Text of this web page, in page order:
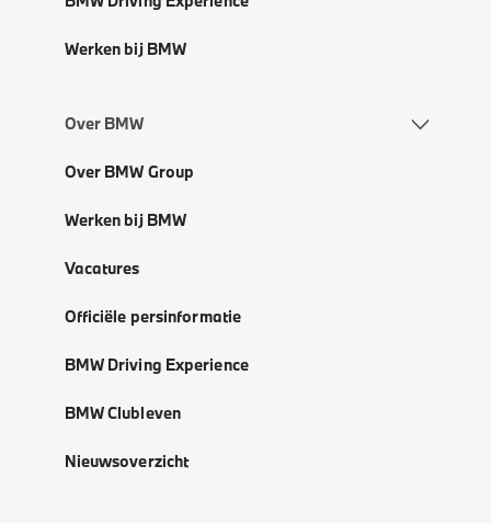
Werken bij BMW
Over BMW
Over BMW Group
Werken bij BMW
Vacatures
Officiële persinformatie
BMW Driving Experience
BMW Clubleven
Nieuwsoverzicht